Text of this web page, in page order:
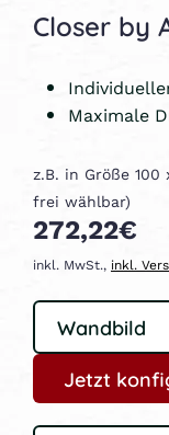
Closer by
Maximale
z.B. in Größe
frei wählbar)
272,22€
inkl. MwSt., inkl.
Jetzt